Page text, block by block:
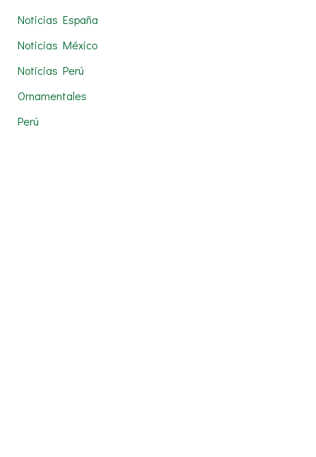
Noticias España
Noticias México
Noticias Perú
Ornamentales
Perú